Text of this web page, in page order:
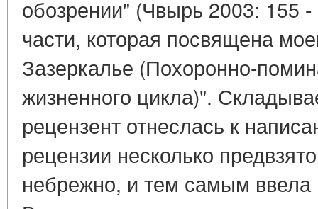
обозрении" (Чвырь 2003: 155 -
части, которая посвящена
Зазеркалье (Похоронно-
жизненного цикла)".
рецензент отнеслась к
рецензии несколько
небрежно, и тем самым ввела